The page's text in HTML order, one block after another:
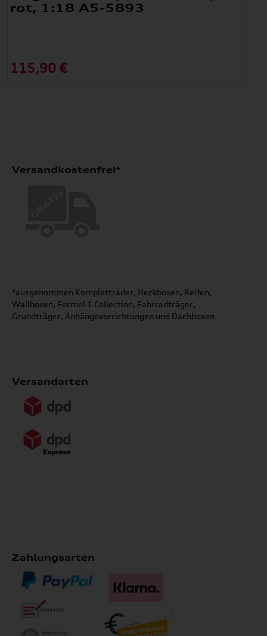
rot, 1:18 A5-5893
115,90 €
Versandkostenfrei*
*ausgenommen Kompletträder, Heckboxen, Reifen,
Wallboxen, Formel 1 Collection, Fahrradträger,
Grundträger, Anhängevorrichtungen und Dachboxen
Versandarten
Zahlungsarten